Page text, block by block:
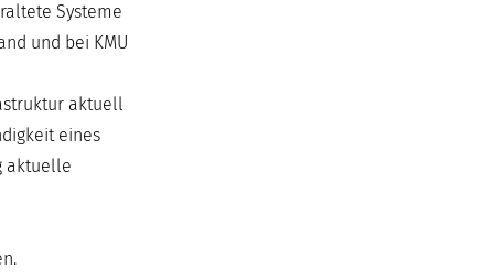
Systeme
und bei KMU
aktuell
eines
aktuelle